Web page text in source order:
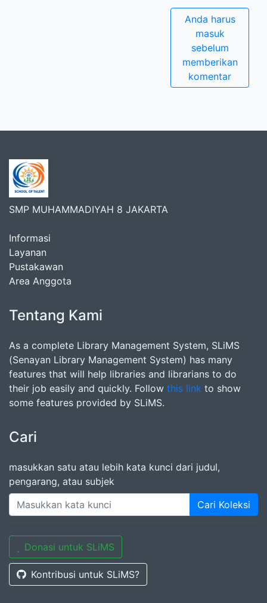
Anda harus
masuk
sebelum
memberikan
komentar
SMP MUHAMMADIYAH 8 JAKARTA
Informasi
Layanan
Pustakawan
Area Anggota
Tentang Kami
As a complete Library Management System, SLiMS
(Senayan Library Management System) has many
features that will help libraries and librarians to do
their job easily and quickly. Follow this link to show
some features provided by SLiMS.
Cari
masukkan satu atau lebih kata kunci dari judul,
pengarang, atau subjek
Cari Koleksi
Donasi untuk SLiMS
Kontribusi untuk SLiMS?